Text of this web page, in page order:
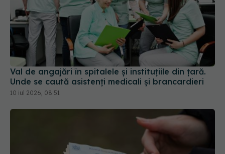
Val de angajări în spitalele și instituțiile din țară.
Unde se caută asistenți medicali și brancardieri
10 iul 2026, 08:51